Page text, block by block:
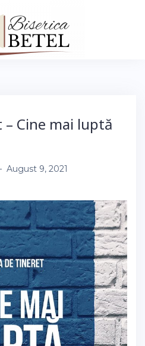
Cine mai luptă
August 9, 2021